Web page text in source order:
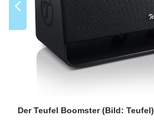
Der Teufel Boomster(Bild: Teufel)